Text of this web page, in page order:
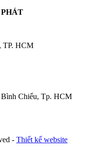
TP. HCM
Chiểu, Tp. HCM
- Thiết kế website